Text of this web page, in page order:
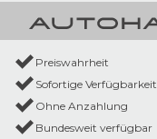
Preiswahrheit
Sofortige Verfügbarkeit
Ohne Anzahlung
Bundesweit verfügbar